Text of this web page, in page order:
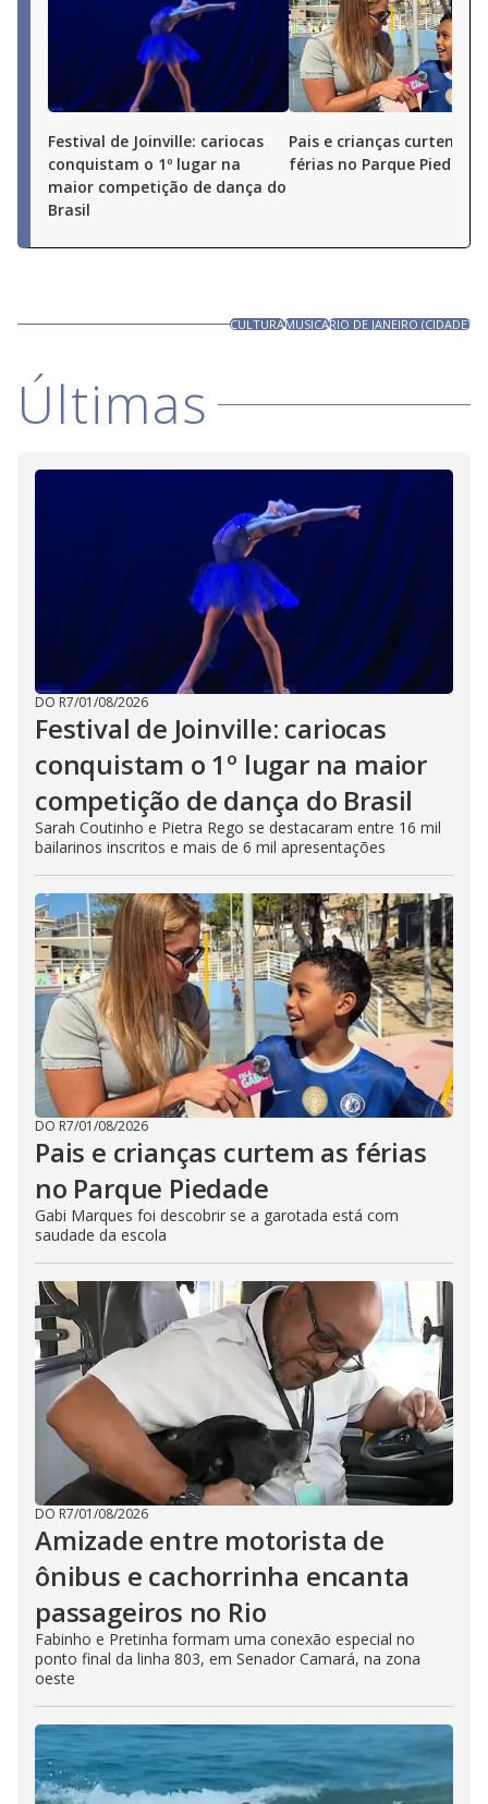
Festival de Joinville: cariocas
conquistam o 1º lugar na
maior competição de dança do
Brasil
Pais e crianças curtem as
férias no Parque Piedade
CULTURAMUSICARIO DE JANEIRO (CIDADE)
Últimas
DO R7/01/08/2026
Festival de Joinville: cariocas
conquistam o 1º lugar na maior
competição de dança do Brasil
Sarah Coutinho e Pietra Rego se destacaram entre 16 mil
bailarinos inscritos e mais de 6 mil apresentações
DO R7/01/08/2026
Pais e crianças curtem as férias
no Parque Piedade
Gabi Marques foi descobrir se a garotada está com
saudade da escola
DO R7/01/08/2026
Amizade entre motorista de
ônibus e cachorrinha encanta
passageiros no Rio
Fabinho e Pretinha formam uma conexão especial no
ponto final da linha 803, em Senador Camará, na zona
oeste